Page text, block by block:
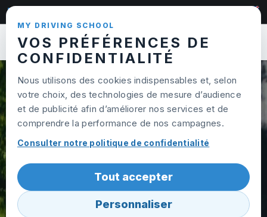
MY DRIVING SCHOOL
VOS PRÉFÉRENCES DE
CONFIDENTIALITÉ
Nous utilisons des cookies indispensables et, selon
votre choix, des technologies de mesure d’audience
et de publicité afin d’améliorer nos services et de
comprendre la performance de nos campagnes.
Consulter notre politique de confidentialité
Personnaliser
Tout accepter
Skip to content
BLOG